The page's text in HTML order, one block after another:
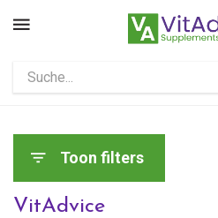
Toon filters
VitAdvice